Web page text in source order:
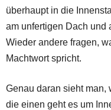
überhaupt in die
am unfertigen Dach und
Wieder andere fragen,
Machtwort spricht.
Genau daran sieht man,
die einen geht es um